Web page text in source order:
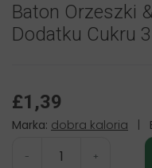
Baton Orzeszki
Dodatku Cukru
£1,39
Marka: dobra kaloria
- +